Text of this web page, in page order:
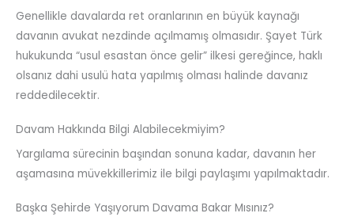
Genellikle davalarda ret oranlarının en büyük kaynağı
davanın avukat nezdinde açılmamış olmasıdır. Şayet Türk
hukukunda “usul esastan önce gelir” ilkesi gereğince, haklı
olsanız dahi usulü hata yapılmış olması halinde davanız
reddedilecektir.
Davam Hakkında Bilgi Alabilecekmiyim?
Yargılama sürecinin başından sonuna kadar, davanın her
aşamasına müvekkillerimiz ile bilgi paylaşımı yapılmaktadır.
Başka Şehirde Yaşıyorum Davama Bakar Mısınız?